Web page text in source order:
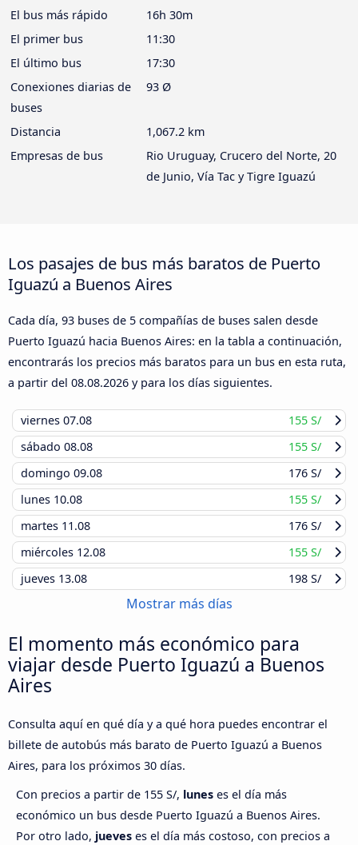
El bus más rápido
16h 30m
El primer bus
11:30
El último bus
17:30
Conexiones diarias de
buses
93 Ø
Distancia
1,067.2 km
Empresas de bus
Rio Uruguay, Crucero del Norte, 20
de Junio, Vía Tac y Tigre Iguazú
Los pasajes de bus más baratos de Puerto
Iguazú a Buenos Aires
Cada día, 93 buses de 5 compañías de buses salen desde
Puerto Iguazú hacia Buenos Aires: en la tabla a continuación,
encontrarás los precios más baratos para un bus en esta ruta,
a partir del 08.08.2026 y para los días siguientes.
viernes 07.08
155 S/
sábado 08.08
155 S/
domingo 09.08
176 S/
lunes 10.08
155 S/
martes 11.08
176 S/
miércoles 12.08
155 S/
jueves 13.08 198 S/
Mostrar más días
El momento más económico para
viajar desde Puerto Iguazú a Buenos
Aires
Consulta aquí en qué día y a qué hora puedes encontrar el
billete de autobús más barato de Puerto Iguazú a Buenos
Aires, para los próximos 30 días.
Con precios a partir de 155 S/, lunes es el día más
económico un bus desde Puerto Iguazú a Buenos Aires.
Por otro lado, jueves es el día más costoso, con precios a